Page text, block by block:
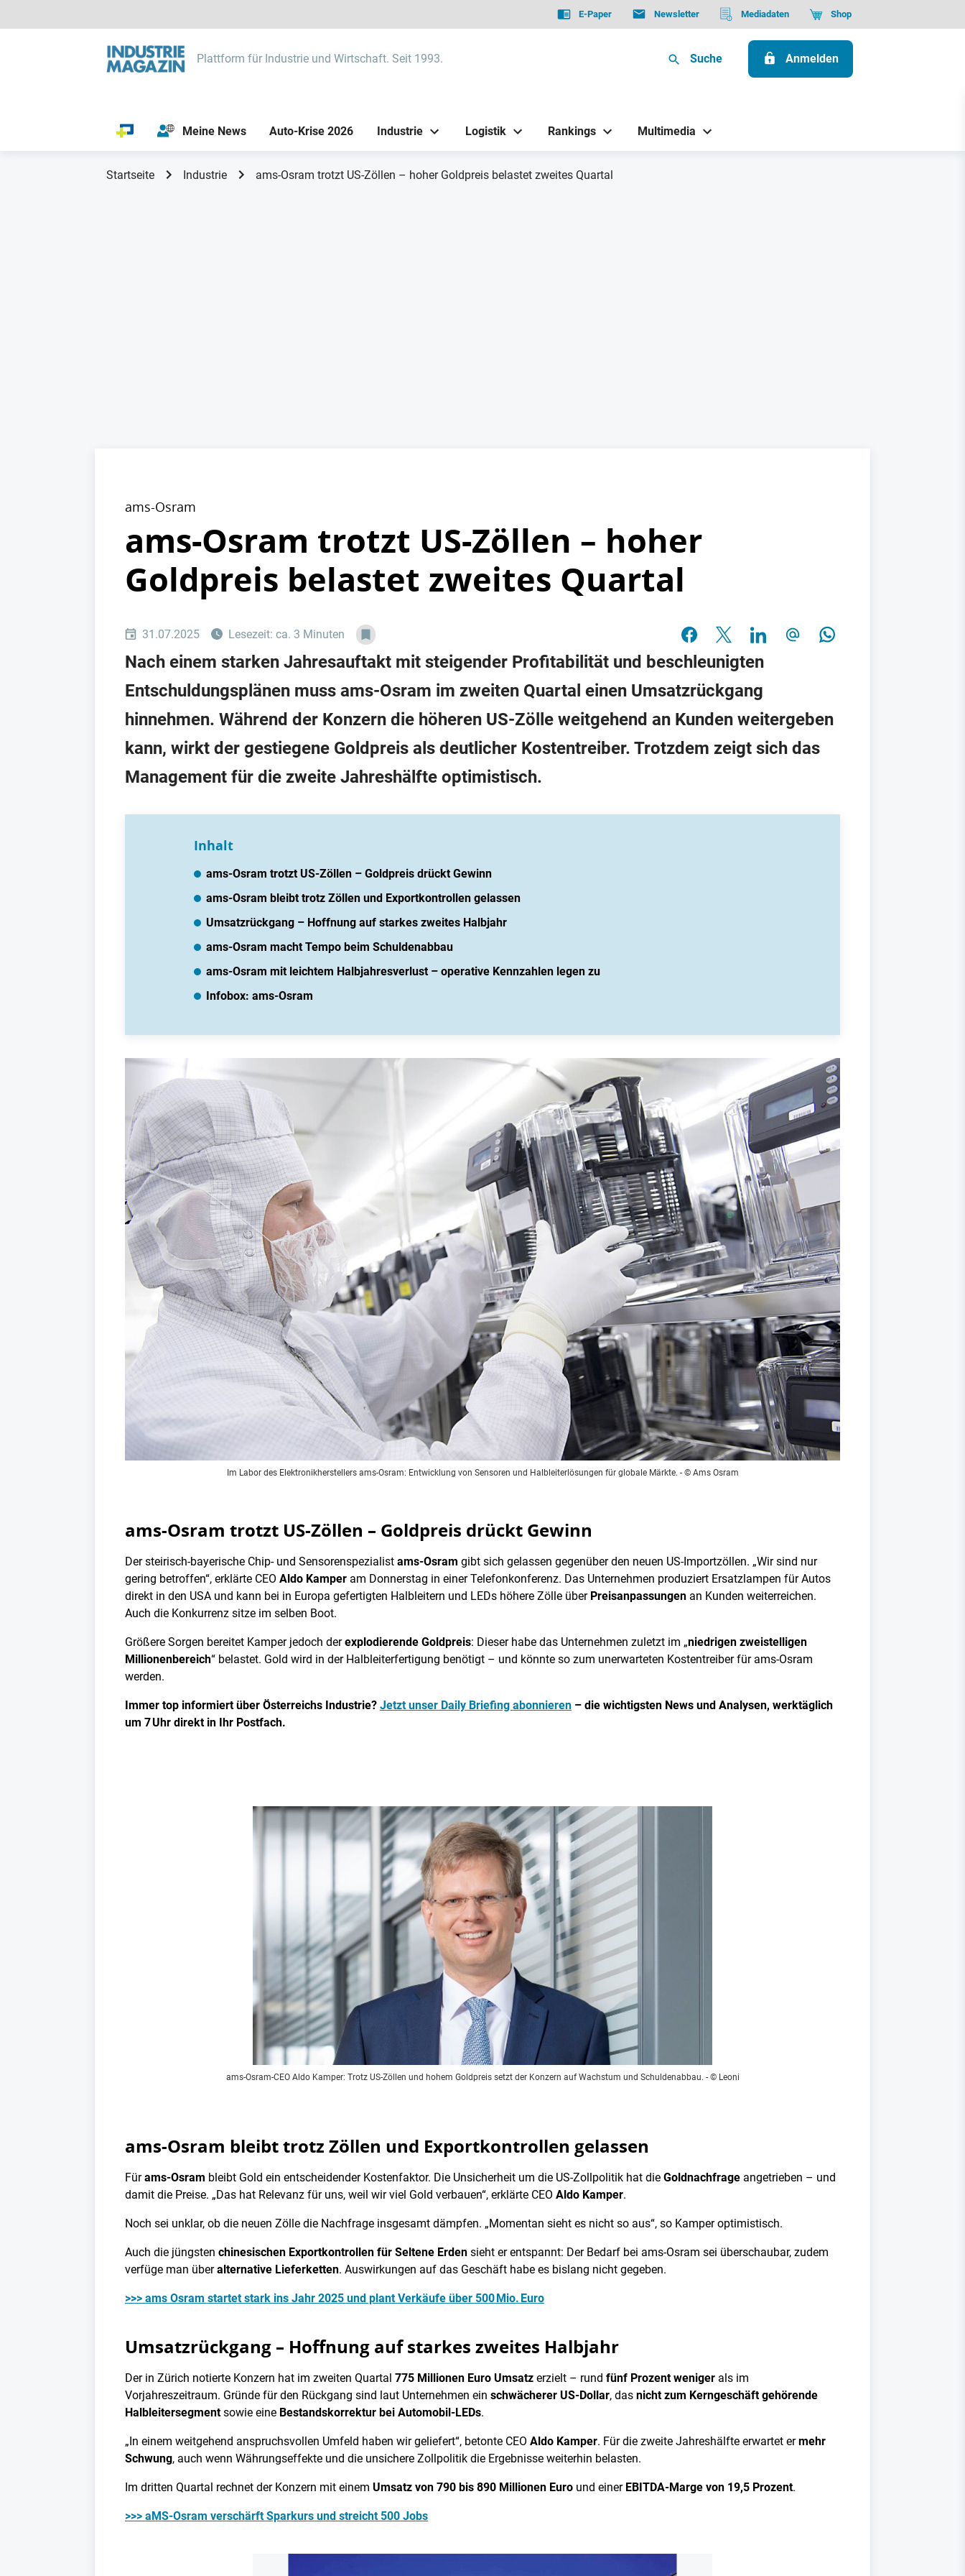
E-Paper Newsletter Mediadaten Shop
Plattform für Industrie und Wirtschaft. Seit 1993. Suche Anmelden
Meine News Auto-Krise 2026 Industrie Logistik Rankings Multimedia
Startseite Industrie ams-Osram trotzt US-Zöllen – hoher Goldpreis belastet zweites Quartal
ams-Osram
ams-Osram trotzt US-Zöllen – hoher
Goldpreis belastet zweites Quartal
31.07.2025 Lesezeit: ca. 3 Minuten
Nach einem starken Jahresauftakt mit steigender Profitabilität und beschleunigten
Entschuldungsplänen muss ams-Osram im zweiten Quartal einen Umsatzrückgang
hinnehmen. Während der Konzern die höheren US-Zölle weitgehend an Kunden weitergeben
kann, wirkt der gestiegene Goldpreis als deutlicher Kostentreiber. Trotzdem zeigt sich das
Management für die zweite Jahreshälfte optimistisch.
Inhalt
ams-Osram trotzt US-Zöllen – Goldpreis drückt Gewinn
ams-Osram bleibt trotz Zöllen und Exportkontrollen gelassen
Umsatzrückgang – Hoffnung auf starkes zweites Halbjahr
ams-Osram macht Tempo beim Schuldenabbau
ams-Osram mit leichtem Halbjahresverlust – operative Kennzahlen legen zu
Infobox: ams-Osram
Im Labor des Elektronikherstellers ams-Osram: Entwicklung von Sensoren und Halbleiterlösungen für globale Märkte. - © Ams Osram
ams-Osram trotzt US-Zöllen – Goldpreis drückt Gewinn
Der steirisch-bayerische Chip- und Sensorenspezialist ams-Osram gibt sich gelassen gegenüber den neuen US-Importzöllen. „Wir sind nur
gering betroffen“, erklärte CEO Aldo Kamper am Donnerstag in einer Telefonkonferenz. Das Unternehmen produziert Ersatzlampen für Autos
direkt in den USA und kann bei in Europa gefertigten Halbleitern und LEDs höhere Zölle über Preisanpassungen an Kunden weiterreichen.
Auch die Konkurrenz sitze im selben Boot.
Größere Sorgen bereitet Kamper jedoch derexplodierende Goldpreis: Dieser habe das Unternehmen zuletzt im „niedrigen zweistelligen
Millionenbereich“ belastet. Gold wird in der Halbleiterfertigung benötigt – und könnte so zum unerwarteten Kostentreiber für ams-Osram
werden.
Immer top informiert über Österreichs Industrie? Jetzt unser Daily Briefing abonnieren – die wichtigsten News und Analysen, werktäglich
um 7 Uhr direkt in Ihr Postfach.
ams-Osram-CEO Aldo Kamper: Trotz US-Zöllen und hohem Goldpreis setzt der Konzern auf Wachstum und Schuldenabbau. - © Leoni
ams-Osram bleibt trotz Zöllen und Exportkontrollen gelassen
Fürams-Osram bleibt Gold ein entscheidender Kostenfaktor. Die Unsicherheit um die US-Zollpolitik hat die Goldnachfrage angetrieben – und
damit die Preise. „Das hat Relevanz für uns, weil wir viel Gold verbauen“, erklärte CEO Aldo Kamper.
Noch sei unklar, ob die neuen Zölle die Nachfrage insgesamt dämpfen. „Momentan sieht es nicht so aus“, so Kamper optimistisch.
Auch die jüngsten chinesischen Exportkontrollen für Seltene Erden sieht er entspannt: Der Bedarf bei ams-Osram sei überschaubar, zudem
verfüge man überalternative Lieferketten. Auswirkungen auf das Geschäft habe es bislang nicht gegeben.
>>> ams Osram startet stark ins Jahr 2025 und plant Verkäufe über 500 Mio. Euro
Umsatzrückgang – Hoffnung auf starkes zweites Halbjahr
Der in Zürich notierte Konzern hat im zweiten Quartal 775 Millionen Euro Umsatz erzielt – rund fünf Prozent weniger als im
Vorjahreszeitraum. Gründe für den Rückgang sind laut Unternehmen ein schwächerer US-Dollar, das nicht zum Kerngeschäft gehörende
Halbleitersegmentsowie eine Bestandskorrektur bei Automobil-LEDs.
„In einem weitgehend anspruchsvollen Umfeld haben wir geliefert“, betonte CEO Aldo Kamper. Für die zweite Jahreshälfte erwartet ermehr
Schwung, auch wenn Währungseffekte und die unsichere Zollpolitik die Ergebnisse weiterhin belasten.
Im dritten Quartal rechnet der Konzern mit einem Umsatz von 790 bis 890 Millionen Euro und einer EBITDA-Marge von 19,5 Prozent.
>>> aMS-Osram verschärft Sparkurs und streicht 500 Jobs